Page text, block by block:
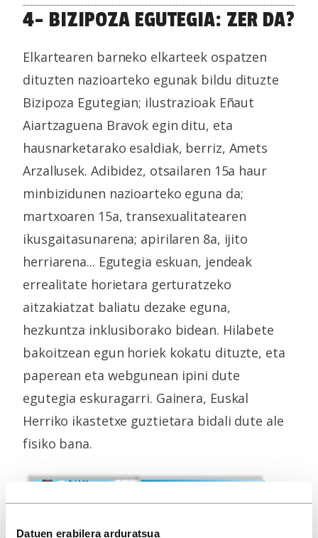
Datuen erabilera arduratsua
4- BIZIPOZA EGUTEGIA: ZER DA?
Elkartearen barneko elkarteek ospatzen
dituzten nazioarteko egunak bildu dituzte
Bizipoza Egutegian; ilustrazioak Eñaut
Aiartzaguena Bravok egin ditu, eta
hausnarketarako esaldiak, berriz, Amets
Arzallusek. Adibidez, otsailaren 15a haur
minbizidunen nazioarteko eguna da;
martxoaren 15a, transexualitatearen
ikusgaitasunarena; apirilaren 8a, ijito
herriarena... Egutegia eskuan, jendeak
errealitate horietara gerturatzeko
aitzakiatzat baliatu dezake eguna,
hezkuntza inklusiborako bidean. Hilabete
bakoitzean egun horiek kokatu dituzte, eta
paperean eta webgunean ipini dute
egutegia eskuragarri. Gainera, Euskal
Herriko ikastetxe guztietara bidali dute ale
fisiko bana.